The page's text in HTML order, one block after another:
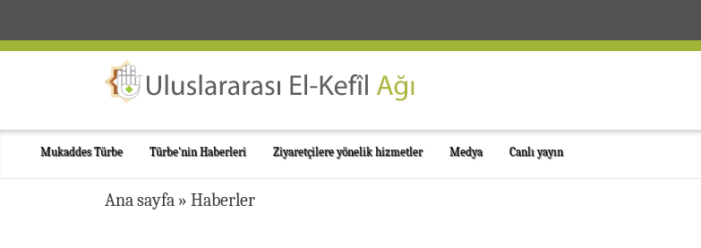
Mukaddes Türbe Türbe'nin Haberleri Ziyaretçilere yönelik hizmetler Medya Canlı yayın
Ana sayfa » Haberler